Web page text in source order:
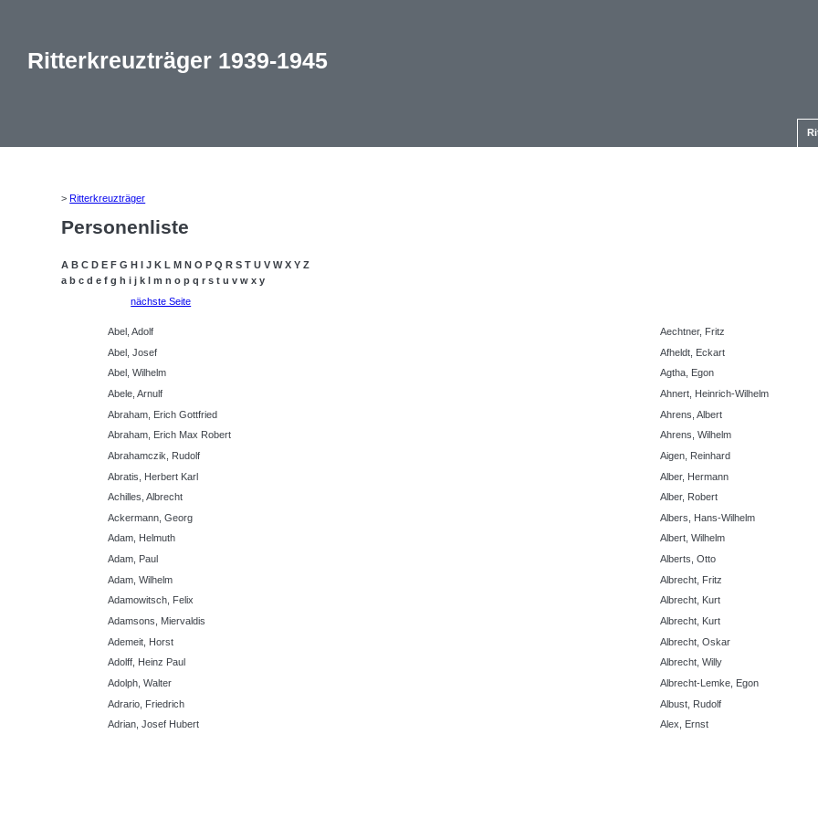
Ritterkreuzträger 1939-1945
>Ritterkreuzträger
Personenliste
A B C D E F G H I J K L M N O P Q R S T U V W X Y Z
a b c d e f g h i j k l m n o p q r s t u v w x y
nächste Seite
Abel, Adolf
Abel, Josef
Abel, Wilhelm
Abele, Arnulf
Abraham, Erich Gottfried
Abraham, Erich Max Robert
Abrahamczik, Rudolf
Abratis, Herbert Karl
Achilles, Albrecht
Ackermann, Georg
Adam, Helmuth
Adam, Paul
Adam, Wilhelm
Adamowitsch, Felix
Adamsons, Miervaldis
Ademeit, Horst
Adolff, Heinz Paul
Adolph, Walter
Adrario, Friedrich
Adrian, Josef Hubert
Aechtner, Fritz
Afheldt, Eckart
Agtha, Egon
Ahnert, Heinrich-Wilhelm
Ahrens, Albert
Ahrens, Wilhelm
Aigen, Reinhard
Alber, Hermann
Alber, Robert
Albers, Hans-Wilhelm
Albert, Wilhelm
Alberts, Otto
Albrecht, Fritz
Albrecht, Kurt
Albrecht, Kurt
Albrecht, Oskar
Albrecht, Willy
Albrecht-Lemke, Egon
Albust, Rudolf
Alex, Ernst